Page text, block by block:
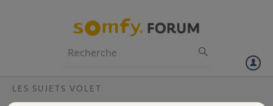
Volet
LES SUJETS VOLET